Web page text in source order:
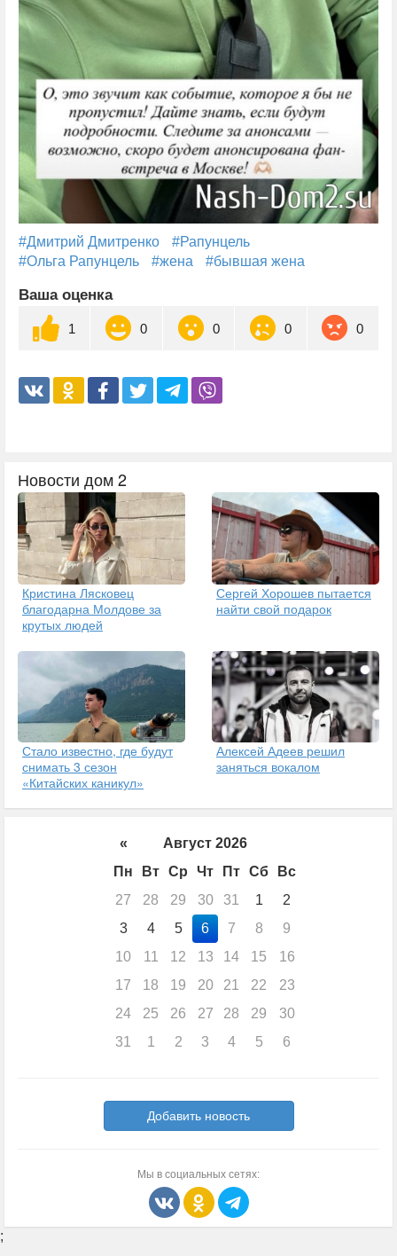
#Дмитрий Дмитренко
#Рапунцель
#Ольга Рапунцель
#жена #бывшая жена
Ваша оценка
1 0 0 0 0
Новости дом 2
Кристина Лясковец
благодарна Молдове за
крутых людей
Сергей Хорошев пытается
найти свой подарок
Стало известно, где будут
снимать 3 сезон
«Китайских каникул»
Алексей Адеев решил
заняться вокалом
«
Август 2026
Пн
Вт Ср Чт Пт Сб
Вс
27
28 29 30 31 1
2
3
4 5 6 7 8
9
10
11 12 13 14 15
16
17
18 19 20 21 22
23
24
25 26 27 28 29
30
31
1 2 3 4 5 6
Добавить новость
Мы в социальных сетях:
;